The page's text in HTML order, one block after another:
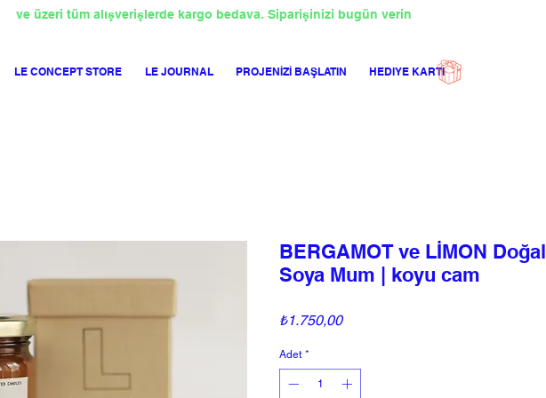
LE CONCEPT STORE LE JOURNAL PROJENİZİ BAŞLATIN HEDIYE KARTI
ve üzeri tüm alışverişlerde kargo bedava. Siparişinizi bugün verin
BERGAMOT ve LİMON Doğal
Soya Mum | koyu cam
₺1.750,00Fiyat
Adet *